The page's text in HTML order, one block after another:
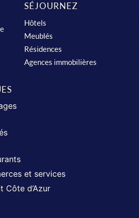
SÉJOURNEZ
Hôtels
Meublés
Résidences
Agences immobilières
et services
Côte d’Azur